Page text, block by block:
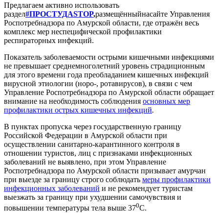
Предлагаем активно использовать
раздел#ПРОСТУДАSTOP,размещённыйнасайте Управления
Роспотребнадзора по Амурской области, где отражён весь
комплекс мер неспецифической профилактики
респираторных инфекций.
Показатель заболеваемости острыми кишечными инфекциями
не превышает среднемноголетний уровень страдиционным
для этого времени года преобладанием кишечных инфекций
вирусной этиологии (норо-, ротавирусов), в связи с чем
Управление Роспотребнадзора по Амурской области обращает
внимание на необходимость соблюдения основных мер
профилактики острых кишечных инфекций.
В пунктах пропуска через государственную границу
Российской Федерации в Амурской области при
осуществлении санитарно-карантинного контроля в
отношении туристов, лиц с признаками инфекционных
заболеваний не выявлено, при этом Управление
Роспотребнадзора по Амурской области призывает амурчан
при выезде за границу строго соблюдать меры профилактики
инфекционных заболеваний и не рекомендует туристам
выезжать за границу при ухудшении самочувствия и
повышении температуры тела выше 370С.